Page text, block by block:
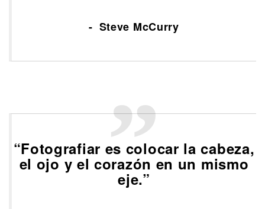
Steve McCurry
“Fotografiar es colocar la cabeza,
el ojo y el corazón en un mismo
eje.”